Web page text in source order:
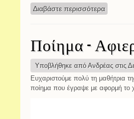
Διαβάστε περισσότερα
Ποίημα -
Υποβλήθηκε από Ανδρέας στις
Ευχαριστούμε πολύ τη μαθήτρια
ποίημα που έγραψε με αφορμή το